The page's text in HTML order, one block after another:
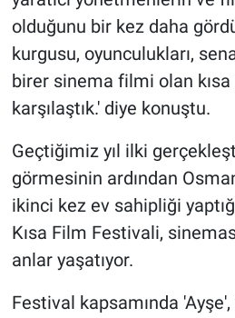
olduğunu bir kez daha
kurgusu, oyunculukları,
birer sinema filmi olan
karşılaştık.' diye konuştu.
Geçtiğimiz yıl ilki
görmesinin ardından
ikinci kez ev sahipliği
Kısa Film Festivali,
anlar yaşatıyor.
Festival kapsamında